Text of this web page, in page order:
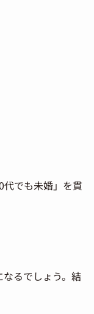
代でも未婚」を貫
るでしょう。結